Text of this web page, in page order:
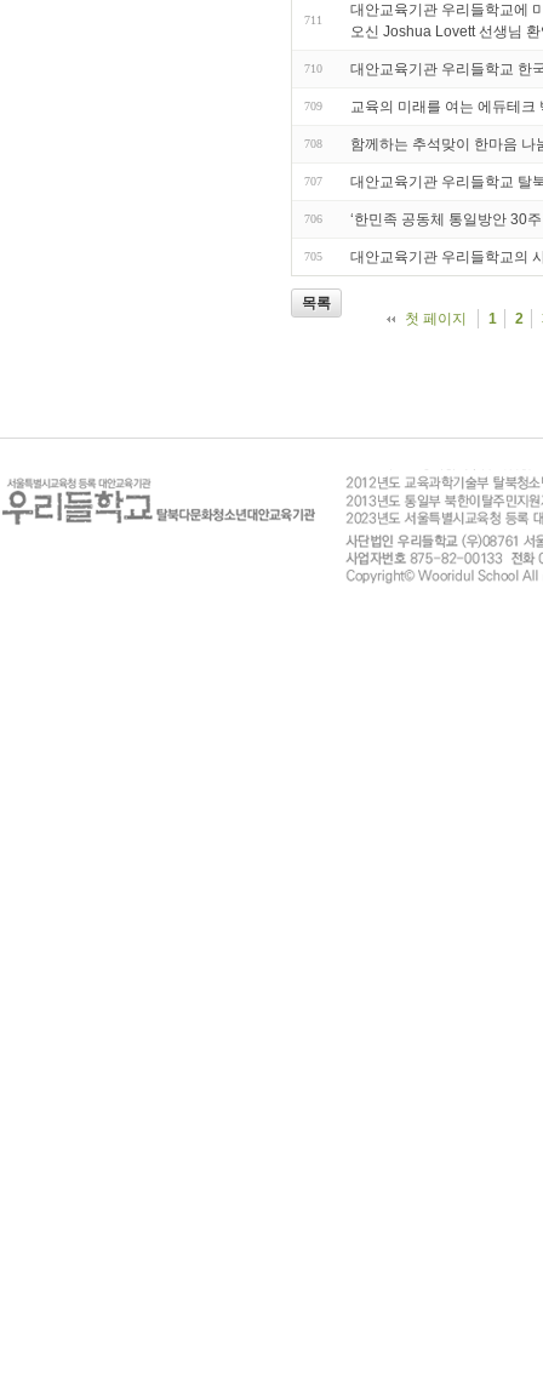
711
대안교육기관 우리들학교에
오신 Joshua Lovett 선생님
710 대안교육기관 우리들학교 한
709 교육의 미래를 여는 에듀테크
708 함께하는 추석맞이 한마음 나
707 대안교육기관 우리들학교 탈
706 ‘한민족 공동체 통일방안 30
705 대안교육기관 우리들학교의
목록
첫 페이지
1 2